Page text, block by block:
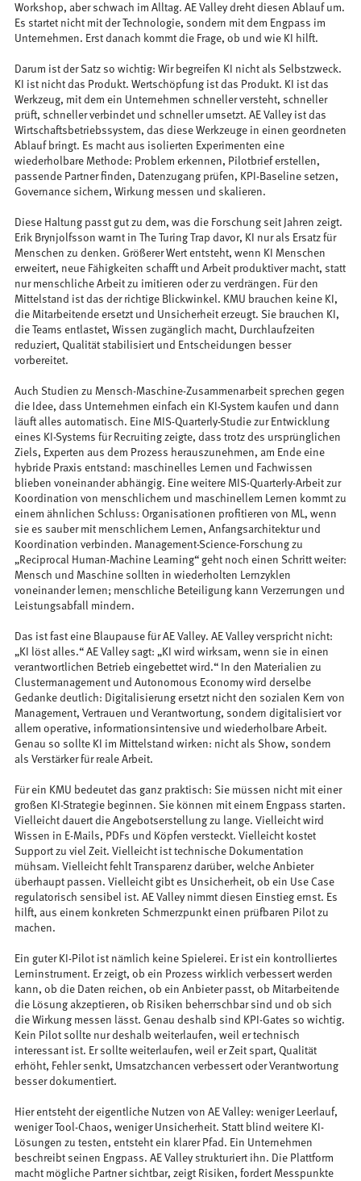
Workshop, aber schwach im Alltag. AE Valley dreht diesen Ablauf um.
Es startet nicht mit der Technologie, sondern mit dem Engpass im
Unternehmen. Erst danach kommt die Frage, ob und wie KI hilft.
Darum ist der Satz so wichtig: Wir begreifen KI nicht als Selbstzweck.
KI ist nicht das Produkt. Wertschöpfung ist das Produkt. KI ist das
Werkzeug, mit dem ein Unternehmen schneller versteht, schneller
prüft, schneller verbindet und schneller umsetzt. AE Valley ist das
Wirtschaftsbetriebssystem, das diese Werkzeuge in einen geordneten
Ablauf bringt. Es macht aus isolierten Experimenten eine
wiederholbare Methode: Problem erkennen, Pilotbrief erstellen,
passende Partner finden, Datenzugang prüfen, KPI-Baseline setzen,
Governance sichern, Wirkung messen und skalieren.
Diese Haltung passt gut zu dem, was die Forschung seit Jahren zeigt.
Erik Brynjolfsson warnt in The Turing Trap davor, KI nur als Ersatz für
Menschen zu denken. Größerer Wert entsteht, wenn KI Menschen
erweitert, neue Fähigkeiten schafft und Arbeit produktiver macht, statt
nur menschliche Arbeit zu imitieren oder zu verdrängen. Für den
Mittelstand ist das der richtige Blickwinkel. KMU brauchen keine KI,
die Mitarbeitende ersetzt und Unsicherheit erzeugt. Sie brauchen KI,
die Teams entlastet, Wissen zugänglich macht, Durchlaufzeiten
reduziert, Qualität stabilisiert und Entscheidungen besser
vorbereitet.
Auch Studien zu Mensch-Maschine-Zusammenarbeit sprechen gegen
die Idee, dass Unternehmen einfach ein KI-System kaufen und dann
läuft alles automatisch. Eine MIS-Quarterly-Studie zur Entwicklung
eines KI-Systems für Recruiting zeigte, dass trotz des ursprünglichen
Ziels, Experten aus dem Prozess herauszunehmen, am Ende eine
hybride Praxis entstand: maschinelles Lernen und Fachwissen
blieben voneinander abhängig. Eine weitere MIS-Quarterly-Arbeit zur
Koordination von menschlichem und maschinellem Lernen kommt zu
einem ähnlichen Schluss: Organisationen profitieren von ML, wenn
sie es sauber mit menschlichem Lernen, Anfangsarchitektur und
Koordination verbinden. Management-Science-Forschung zu
„Reciprocal Human-Machine Learning“ geht noch einen Schritt weiter:
Mensch und Maschine sollten in wiederholten Lernzyklen
voneinander lernen; menschliche Beteiligung kann Verzerrungen und
Leistungsabfall mindern.
Das ist fast eine Blaupause für AE Valley. AE Valley verspricht nicht:
„KI löst alles.“ AE Valley sagt: „KI wird wirksam, wenn sie in einen
verantwortlichen Betrieb eingebettet wird.“ In den Materialien zu
Clustermanagement und Autonomous Economy wird derselbe
Gedanke deutlich: Digitalisierung ersetzt nicht den sozialen Kern von
Management, Vertrauen und Verantwortung, sondern digitalisiert vor
allem operative, informationsintensive und wiederholbare Arbeit.
Genau so sollte KI im Mittelstand wirken: nicht als Show, sondern
als Verstärker für reale Arbeit.
Für ein KMU bedeutet das ganz praktisch: Sie müssen nicht mit einer
großen KI-Strategie beginnen. Sie können mit einem Engpass starten.
Vielleicht dauert die Angebotserstellung zu lange. Vielleicht wird
Wissen in E-Mails, PDFs und Köpfen versteckt. Vielleicht kostet
Support zu viel Zeit. Vielleicht ist technische Dokumentation
mühsam. Vielleicht fehlt Transparenz darüber, welche Anbieter
überhaupt passen. Vielleicht gibt es Unsicherheit, ob ein Use Case
regulatorisch sensibel ist. AE Valley nimmt diesen Einstieg ernst. Es
hilft, aus einem konkreten Schmerzpunkt einen prüfbaren Pilot zu
machen.
Ein guter KI-Pilot ist nämlich keine Spielerei. Er ist ein kontrolliertes
Lerninstrument. Er zeigt, ob ein Prozess wirklich verbessert werden
kann, ob die Daten reichen, ob ein Anbieter passt, ob Mitarbeitende
die Lösung akzeptieren, ob Risiken beherrschbar sind und ob sich
die Wirkung messen lässt. Genau deshalb sind KPI-Gates so wichtig.
Kein Pilot sollte nur deshalb weiterlaufen, weil er technisch
interessant ist. Er sollte weiterlaufen, weil er Zeit spart, Qualität
erhöht, Fehler senkt, Umsatzchancen verbessert oder Verantwortung
besser dokumentiert.
Hier entsteht der eigentliche Nutzen von AE Valley: weniger Leerlauf,
weniger Tool-Chaos, weniger Unsicherheit. Statt blind weitere KI-
Lösungen zu testen, entsteht ein klarer Pfad. Ein Unternehmen
beschreibt seinen Engpass. AE Valley strukturiert ihn. Die Plattform
macht mögliche Partner sichtbar, zeigt Risiken, fordert Messpunkte